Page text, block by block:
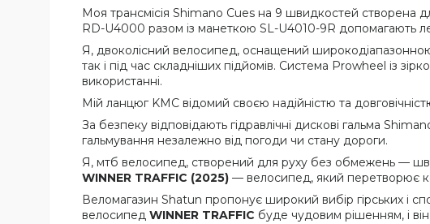
Моя трансмісія Shimano Cues на 9 швидкостей створена
RD-U4000 разом із манеткою SL-U4010-9R допомагають
Я, двоколісний велосипед, оснащений
так і під час складніших підйомів. Система Prowheel із
використанні.
Мій ланцюг KMC відомий своєю надійністю та
За безпеку відповідають гідравлічні дискові гальма
гальмування незалежно від погоди чи стану дороги.
Я, мтб велосипед, створений для руху без обмежень —
WINNER TRAFFIC (2025) — велосипед, який перетворює
Веломагазин Shatun пропонує широкий вибір гірських і
велосипед WINNER TRAFFIC буде чудовим рішенням, і